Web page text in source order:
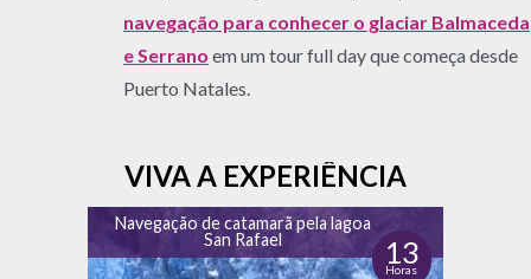
navegação para conhecer o glaciar Balmaceda
e Serrano em um tour full day que começa desde
Puerto Natales.
VIVA A EXPERIÊNCIA
Navegação de catamarã pela lagoa
San Rafael
13
Horas